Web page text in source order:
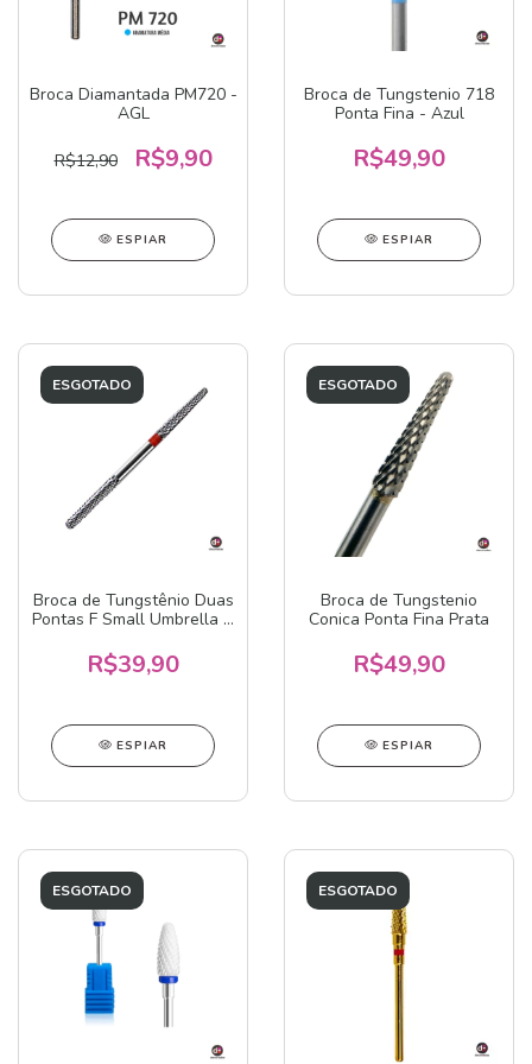
Broca Diamantada PM720 -
AGL
R$12,90 R$9,90
ESPIAR
Broca de Tungstenio 718
Ponta Fina - Azul
R$49,90
ESPIAR
ESGOTADO
Broca de Tungstênio Duas
Pontas F Small Umbrella &
R$39,90
ESPIAR
ESGOTADO
Broca de Tungstenio
Conica Ponta Fina Prata
R$49,90
ESPIAR
ESGOTADO ESGOTADO